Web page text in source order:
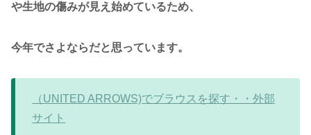
や生地の傷みが見え始めているため、
今年でさよならだと思っています。
（UNITED ARROWS)でブラウスを探す・・外部
サイト